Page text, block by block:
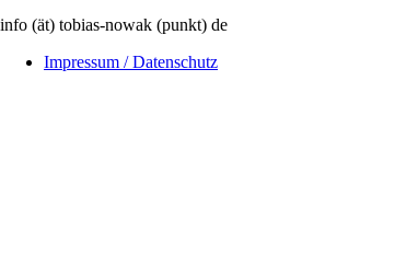
info (ät) tobias-nowak (punkt) de
Impressum / Datenschutz